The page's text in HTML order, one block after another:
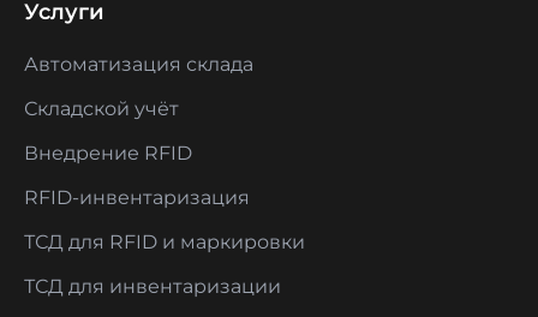
Услуги
Автоматизация склада
Складской учёт
Внедрение RFID
RFID-инвентаризация
ТСД для RFID и маркировки
ТСД для инвентаризации